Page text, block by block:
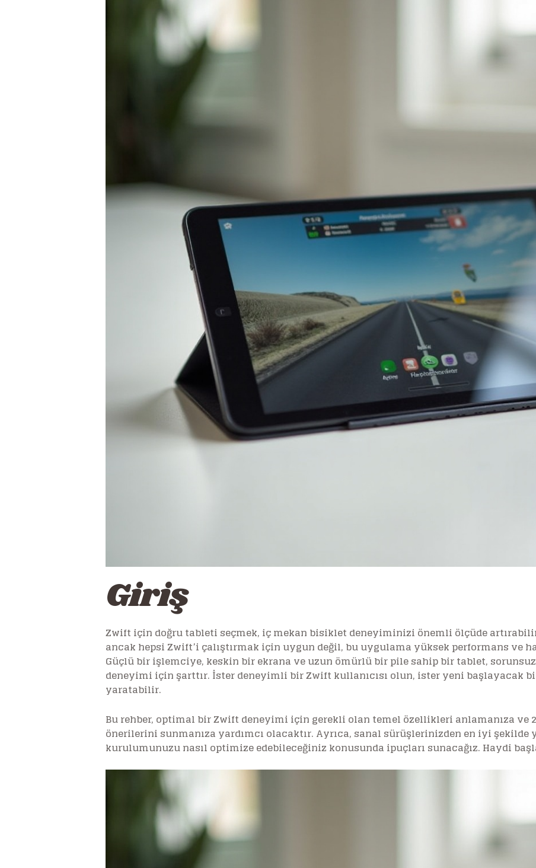
Giriş
Zwift için doğru tableti seçmek, iç mekan bisiklet deneyiminizi önemli ölçüde
ancak hepsi Zwift’i çalıştırmak için uygun değil, bu uygulama yüksek performans ve
Güçlü bir işlemciye, keskin bir ekrana ve uzun ömürlü bir pile sahip bir tablet,
deneyimi için şarttır. İster deneyimli bir Zwift kullanıcısı olun, ister yeni başlayacak
yaratabilir.
Bu rehber, optimal bir Zwift deneyimi için gerekli olan temel özellikleri anlamanıza ve
önerilerini sunmanıza yardımcı olacaktır. Ayrıca, sanal sürüşlerinizden en iyi
kurulumunuzu nasıl optimize edebileceğiniz konusunda ipuçları sunacağız. Haydi